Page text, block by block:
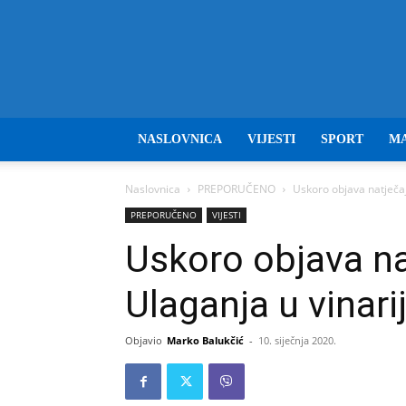
NASLOVNICA VIJESTI SPORT
Naslovnica PREPORUČENO Uskoro objava
PREPORUČENO VIJESTI
Uskoro objava
Ulaganja u
Objavio Marko Balukčić - 10. siječnja 2020.